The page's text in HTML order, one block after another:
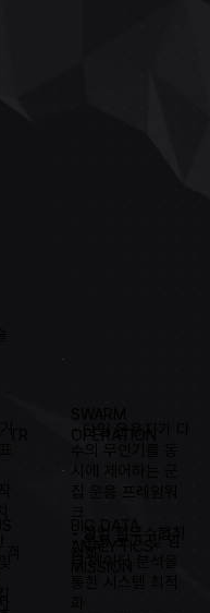
OPERATION
수의 무인기를 동
집 운용 프레임워